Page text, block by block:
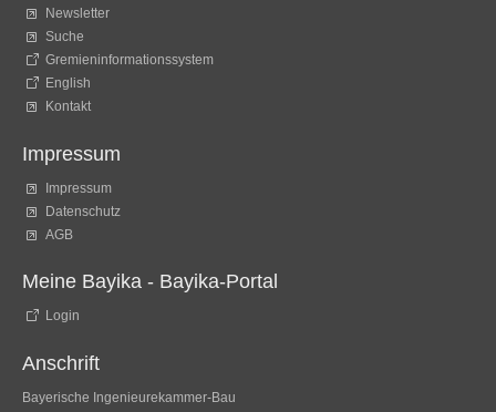
Newsletter
Suche
Gremieninformationssystem
English
Kontakt
Impressum
Impressum
Datenschutz
AGB
Meine Bayika - Bayika-Portal
Login
Anschrift
Bayerische Ingenieurekammer-Bau